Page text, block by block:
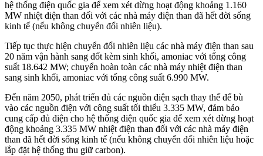
hệ thống điện quốc gia để xem xét dừng hoạt động khoảng 1.160
MW nhiệt điện than đối với các nhà máy điện than đã hết đời sống
kinh tế (nếu không chuyển đổi nhiên liệu).
Tiếp tục thực hiện chuyển đổi nhiên liệu các nhà máy điện than sau
20 năm vận hành sang đốt kèm sinh khối, amoniac với tổng công
suất 18.642 MW; chuyển hoàn toàn các nhà máy nhiệt điện than
sang sinh khối, amoniac với tổng công suất 6.990 MW.
Đến năm 2050, phát triển đủ các nguồn điện sạch thay thế để bù
vào các nguồn điện với công suất tối thiểu 3.335 MW, đảm bảo
cung cấp đủ điện cho hệ thống điện quốc gia để xem xét dừng hoạt
động khoảng 3.335 MW nhiệt điện than đối với các nhà máy điện
than đã hết đời sống kinh tế (nếu không chuyển đổi nhiên liệu hoặc
lắp đặt hệ thống thu giữ carbon).